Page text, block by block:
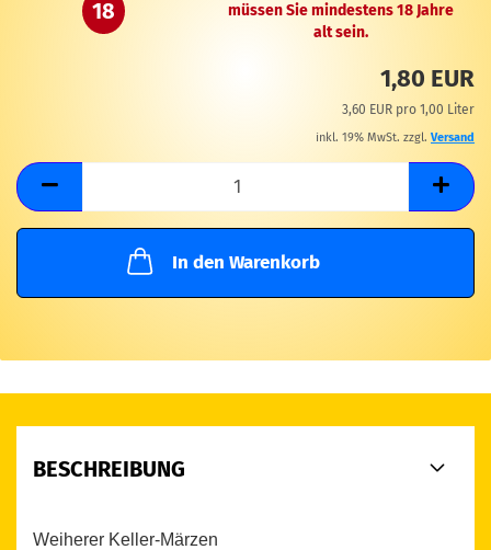
18
müssen Sie mindestens 18 Jahre
alt sein.
1,80 EUR
3,60 EUR pro 1,00 Liter
inkl. 19% MwSt. zzgl. Versand
In den Warenkorb
BESCHREIBUNG
Weiherer Keller-Märzen